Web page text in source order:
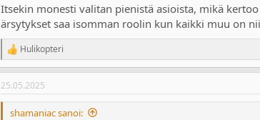
Itsekin monesti valitan pienistä asioista, mikä
ärsytykset saa isomman roolin kun kaikki muu on
R
e
a
c
t
Hulikopteri
25.05.2025
shamaniac sanoi: